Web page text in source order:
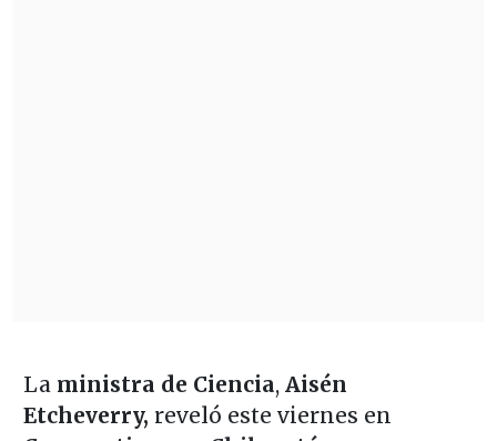
Laministra de Ciencia,Aisén
Etcheverry, reveló este viernes en